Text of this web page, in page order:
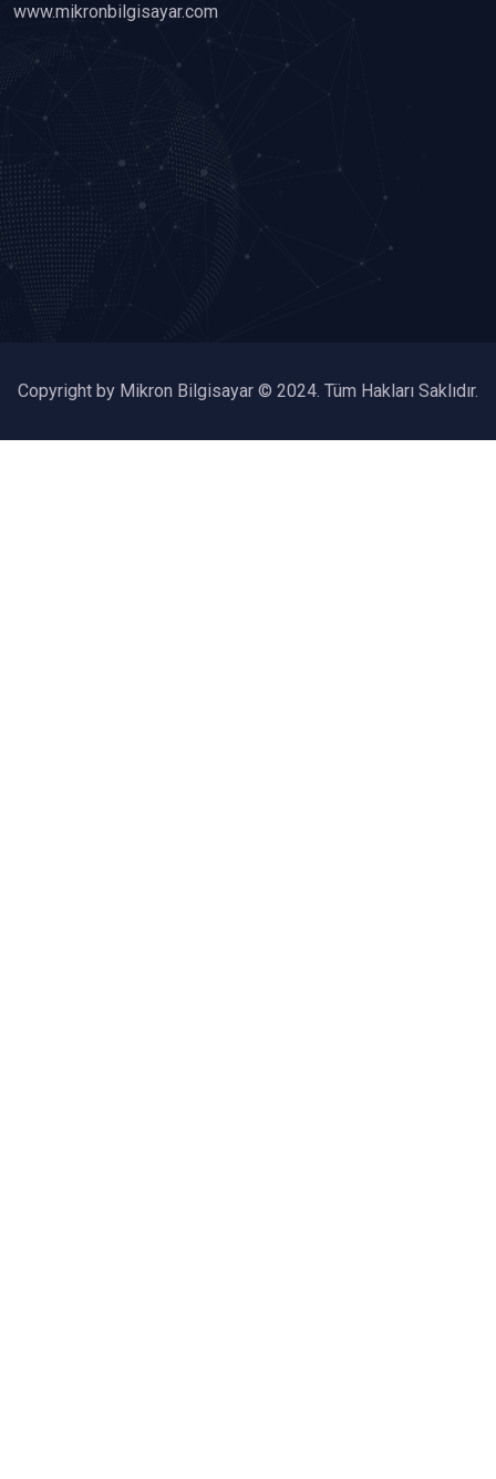
www.mikronbilgisayar.com
Copyright by Mikron Bilgisayar © 2024. Tüm Hakları Saklıdır.